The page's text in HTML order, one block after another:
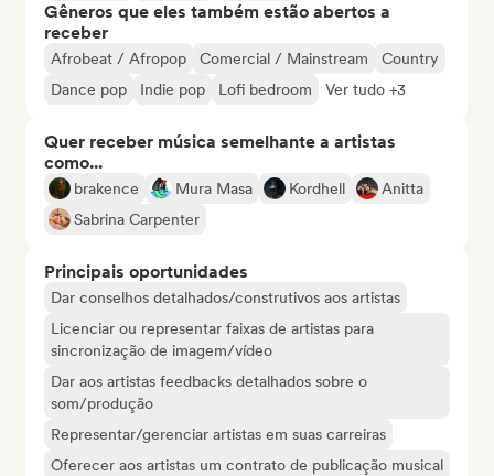
Gêneros que eles também estão abertos a
receber
Afrobeat / Afropop Comercial / Mainstream
Country
Dance pop
Indie pop Lofi bedroom Ver tudo +3
Quer receber música semelhante a artistas
como...
brakence Mura Masa Kordhell
Anitta
Sabrina Carpenter
Principais oportunidades
Dar conselhos detalhados/construtivos aos artistas
Licenciar ou representar faixas de artistas para
sincronização de imagem/vídeo
Dar aos artistas feedbacks detalhados sobre o
som/produção
Representar/gerenciar artistas em suas carreiras
Oferecer aos artistas um contrato de publicação musical